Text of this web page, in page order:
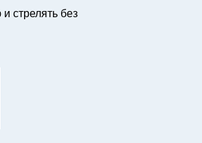
стрелять без